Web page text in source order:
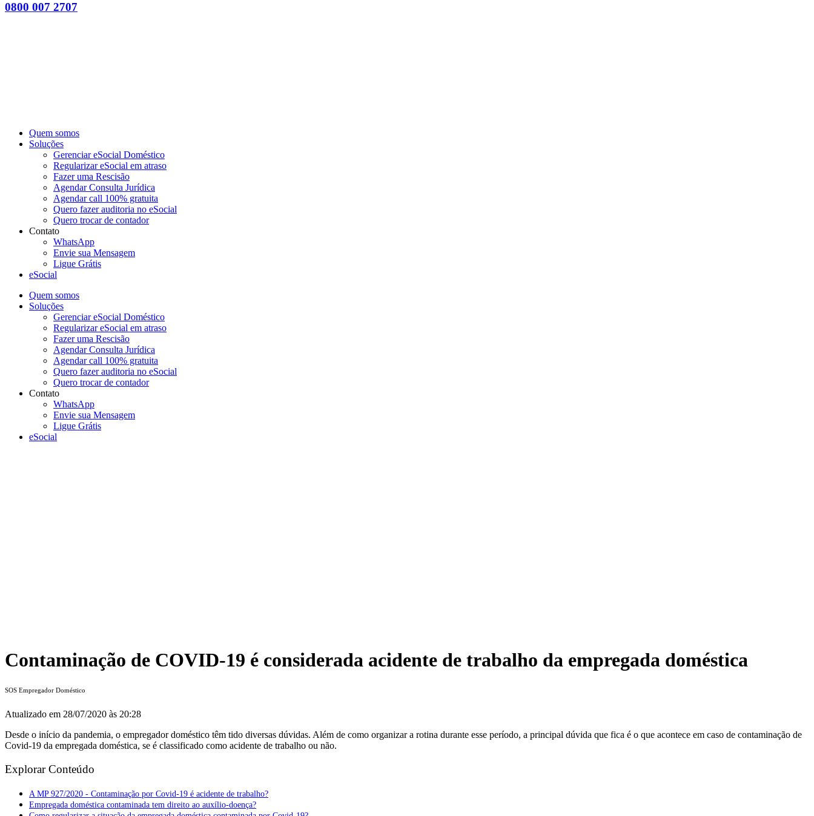
0800 007 2707
Quem somos
Soluções
Gerenciar eSocial Doméstico
Regularizar eSocial em atraso
Fazer uma Rescisão
Agendar Consulta Jurídica
Agendar call 100% gratuita
Quero fazer auditoria no eSocial
Quero trocar de contador
Contato
WhatsApp
Envie sua Mensagem
Ligue Grátis
eSocial
Quem somos
Soluções
Gerenciar eSocial Doméstico
Regularizar eSocial em atraso
Fazer uma Rescisão
Agendar Consulta Jurídica
Agendar call 100% gratuita
Quero fazer auditoria no eSocial
Quero trocar de contador
Contato
WhatsApp
Envie sua Mensagem
Ligue Grátis
eSocial
Contaminação de COVID-19 é considerada acidente de trabalho da empregada doméstica
SOS Empregador Doméstico
Atualizado em 28/07/2020 às 20:28
Desde o início da pandemia, o empregador doméstico têm tido diversas dúvidas. Além de como organizar a rotina durante esse período, a principal dúvida que fica é o que acontece em caso de contaminação de
Covid-19 da empregada doméstica, se é classificado como acidente de trabalho ou não.
Explorar Conteúdo
A MP 927/2020 - Contaminação por Covid-19 é acidente de trabalho?
Empregada doméstica contaminada tem direito ao auxílio-doença?